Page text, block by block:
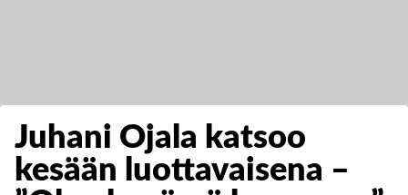
Juhani Ojala katsoo
kesään luottavaisena –